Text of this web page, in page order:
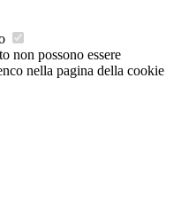
non possono essere
nella pagina della cookie